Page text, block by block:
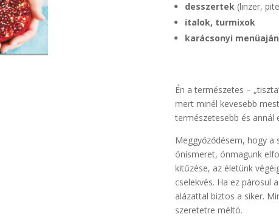
desszertek (linzer,
italok, turmixok
karácsonyi
Én a természetes –
mert minél kevesebb
természetesebb és annál
Meggyőződésem, hogy a
önismeret, önmagunk
kitűzése, az életünk
cselekvés. Ha ez párosul
alázattal biztos a siker.
szeretetre méltó.